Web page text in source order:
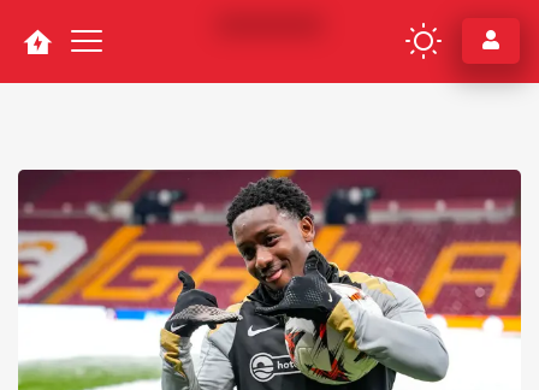
Navigation